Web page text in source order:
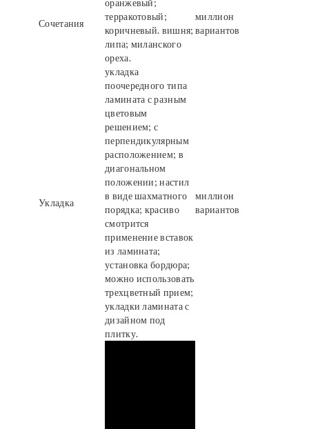
Сочетания
оранжевый;
терракотовый;
коричневый. вишня;
липа; миланского
ореха.
миллион
вариантов
Укладка
укладка
поочередного типа
ламината с разным
цветовым
решением; с
перпендикулярным
расположением; в
диагональном
положении; настил
в виде шахматного
порядка; красиво
смотрится
применение вставок
из ламината;
установка бордюра;
можно использовать
трехцветный прием;
укладки ламината с
дизайном под
плитку.
миллион
вариантов